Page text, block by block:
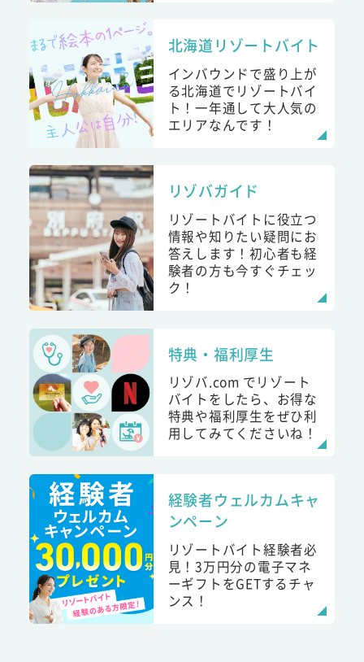
北海道リゾートバイト
インバウンドで盛り上が
る北海道でリゾートバイ
ト！一年通して大人気の
エリアなんです！
リゾバガイド
リゾートバイトに役立つ
情報や知りたい疑問にお
答えします！初心者も経
験者の方も今すぐチェッ
ク！
特典・福利厚生
リゾバ.com でリゾート
バイトをしたら、お得な
特典や福利厚生をぜひ利
用してみてくださいね！
経験者ウェルカムキャ
ンペーン
リゾートバイト経験者必
見！3万円分の電子マネ
ーギフトをGETするチャ
ンス！